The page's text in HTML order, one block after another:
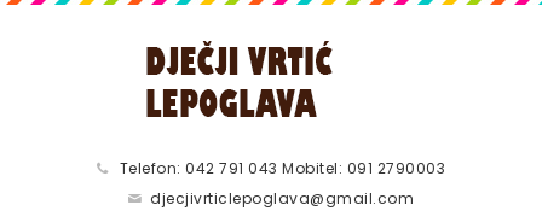
Telefon: 042 791 043 Mobitel: 091 2790003
djecjivrticlepoglava@gmail.com